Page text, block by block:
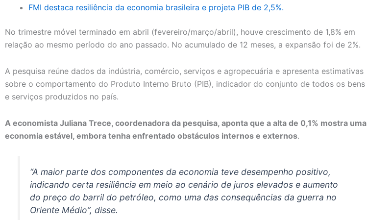
FMI destaca resiliência da economia brasileira e projeta PIB de 2,5%.
No trimestre móvel terminado em abril (fevereiro/março/abril), houve crescimento de 1,8% em
relação ao mesmo período do ano passado. No acumulado de 12 meses, a expansão foi de 2%.
A pesquisa reúne dados da indústria, comércio, serviços e agropecuária e apresenta estimativas
sobre o comportamento do Produto Interno Bruto (PIB), indicador do conjunto de todos os bens
e serviços produzidos no país.
A economista Juliana Trece, coordenadora da pesquisa, aponta que a alta de 0,1% mostra uma
economia estável, embora tenha enfrentado obstáculos internos e externos.
“A maior parte dos componentes da economia teve desempenho positivo,
indicando certa resiliência em meio ao cenário de juros elevados e aumento
do preço do barril do petróleo, como uma das consequências da guerra no
Oriente Médio”, disse.